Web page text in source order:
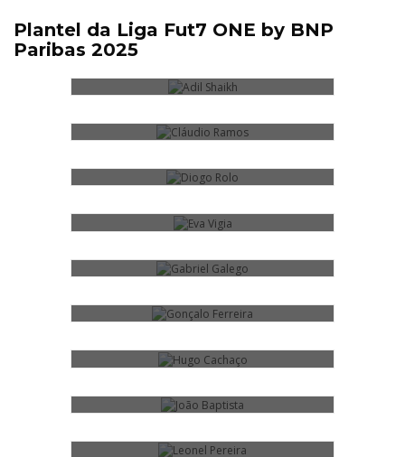
Plantel da Liga Fut7 ONE by BNP
Paribas 2025
CLÁUDIO RAMOS
GONÇALO FERREIRA
LEONEL PEREIRA